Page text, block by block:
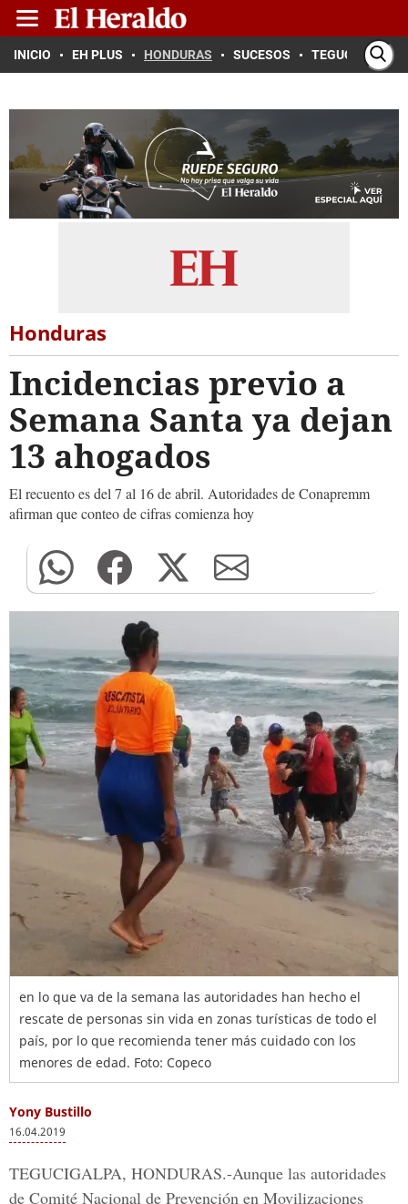
INICIO EH PLUS HONDURAS SUCESOS TEGUCIGALPA
Honduras
Incidencias previo a
Semana Santa ya dejan
13 ahogados
El recuento es del 7 al 16 de abril. Autoridades de Conapremm
afirman que conteo de cifras comienza hoy
en lo que va de la semana las autoridades han hecho el
rescate de personas sin vida en zonas turísticas de todo el
país, por lo que recomienda tener más cuidado con los
menores de edad. Foto: Copeco
Yony Bustillo
16.04.2019
TEGUCIGALPA, HONDURAS.-Aunque las autoridades
de Comité Nacional de Prevención en Movilizaciones